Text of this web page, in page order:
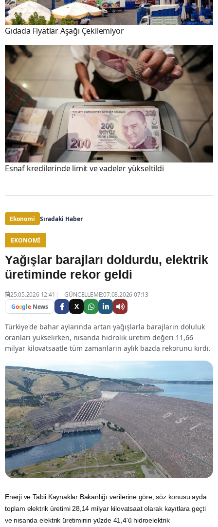
Gıdada Fiyatlar Aşağı Çekilemiyor
Esnaf kredilerinde limit ve vadeler yükseltildi
Ekonomi Sıradaki Haber
EKONOMI
Yağışlar barajları doldurdu, elektrik
üretiminde rekor geldi
25.05.2026 12:41
GÜNCELLEME:07.08.2026 07:13
Google News X
Türkiye'de bahar aylarında artan yağışlarla barajların doluluk
oranları yükselirken, nisanda hidrolik üretim değeri 11,66
milyar kilovatsaatle tüm zamanların aylık bazda rekorunu kırdı.
EnerjiveTabii Kaynaklar Bakanlığı verilerine göre, söz konusu ayda
toplam elektrik üretimi 28,14 milyar kilovatsaat olarak kayıtlara geçti
ve nisanda elektrik üretiminin yüzde 41,4'ü hidroelektrik